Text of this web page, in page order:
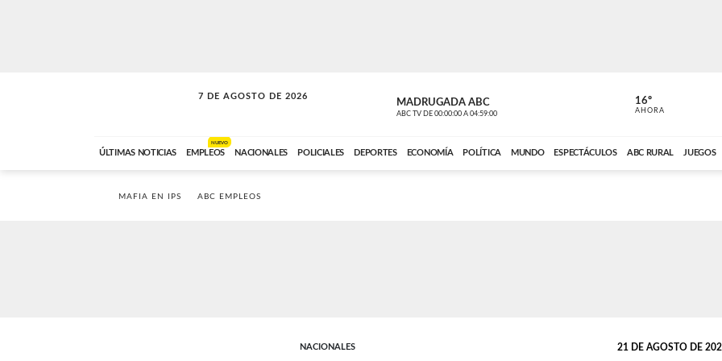
7 DE AGOSTO DE 2026
SOLO MÚSICA MADRUGADA ABC
ABC TV DE 00:00:00 A 04:59:00 ABC CARDINAL
16º
AHORA
ÚLTIMAS NOTICIAS EMPLEOS
NUEVO
NACIONALES POLICIALES DEPORTES ECONOMÍA POLÍTICA MUNDO ESPECTÁCULOS ABC RURAL JUEGOS
MAFIA EN IPS ABC EMPLEOS
NACIONALES 21 DE AGOSTO DE